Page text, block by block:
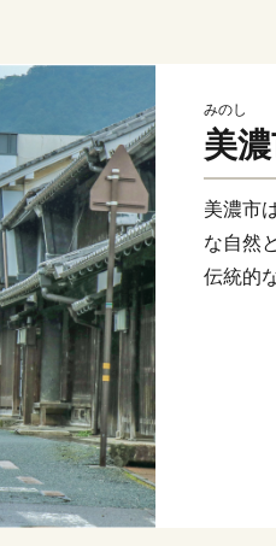
みのし
美
美濃市
な自然
伝統的
建造物
また、
アート
世界が